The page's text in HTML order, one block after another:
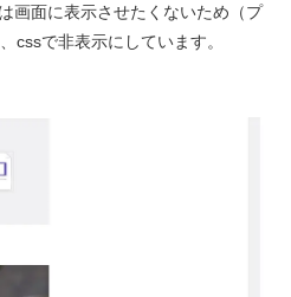
画面に表示させたくないため（プ
cssで非表示にしています。